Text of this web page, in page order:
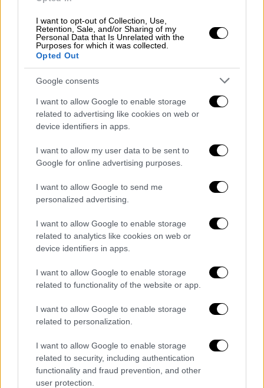
I want to opt-out of Collection, Use,
Retention, Sale, and/or Sharing of my
Personal Data that Is Unrelated with the
Purposes for which it was collected.
Opted Out
Google consents
I want to allow Google to enable storage
related to advertising like cookies on web or
device identifiers in apps.
I want to allow my user data to be sent to
Google for online advertising purposes.
I want to allow Google to send me
personalized advertising.
I want to allow Google to enable storage
related to analytics like cookies on web or
device identifiers in apps.
I want to allow Google to enable storage
related to functionality of the website or app.
I want to allow Google to enable storage
related to personalization.
I want to allow Google to enable storage
related to security, including authentication
functionality and fraud prevention, and other
user protection.
παραρτήματος της Κωνσταντινούπολης
του φιλικά προσκείμενου στην κυβέρνηση
think tank SETA (Ίδρυμα Πολιτικής,
Οικονομικής και Κοινωνικής Έρευνας).Το
2014, έγινε γενικός συντονιστής του SETA.
Μπουρχανετίν Ντουράνέχει
συγκεντρώσει ποικίλα σχόλια και απόψεις
σχετικά με το έργο και τις απόψεις του. Ως
Γενικός Συντονιστής του Ιδρύματος SETA, ο
του σχετικά με την τουρκική εσωτερική
πολιτική, την εξωτερική πολιτική και τις
υποθέσεις της Μέσης Ανατολής. Έχει
αρθρογραφήσει στις εφημερίδες «Daily
Sabah» και «Politics Today», όπου οι στήλες
του αντικατοπτρίζουν συχνά μια
φιλοκυβερνητική στάση, υποστηρίζοντας το
τις πολιτικές του Τούρκου προέδρου
Ρετζέπ Ταγίπ Ερντογάν.